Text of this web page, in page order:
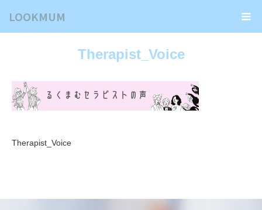
LOOKMUM
Therapist_Voice
Therapist_Voice